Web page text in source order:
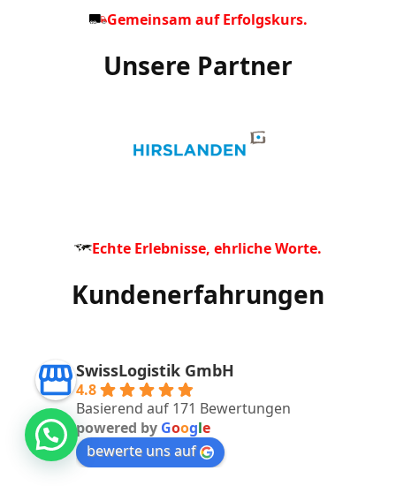
Gemeinsam auf Erfolgskurs.
Unsere Partner
Echte Erlebnisse, ehrliche Worte.
Kundenerfahrungen
SwissLogistik GmbH
4.8
Basierend auf 171 Bewertungen
powered by Google
bewerte uns auf